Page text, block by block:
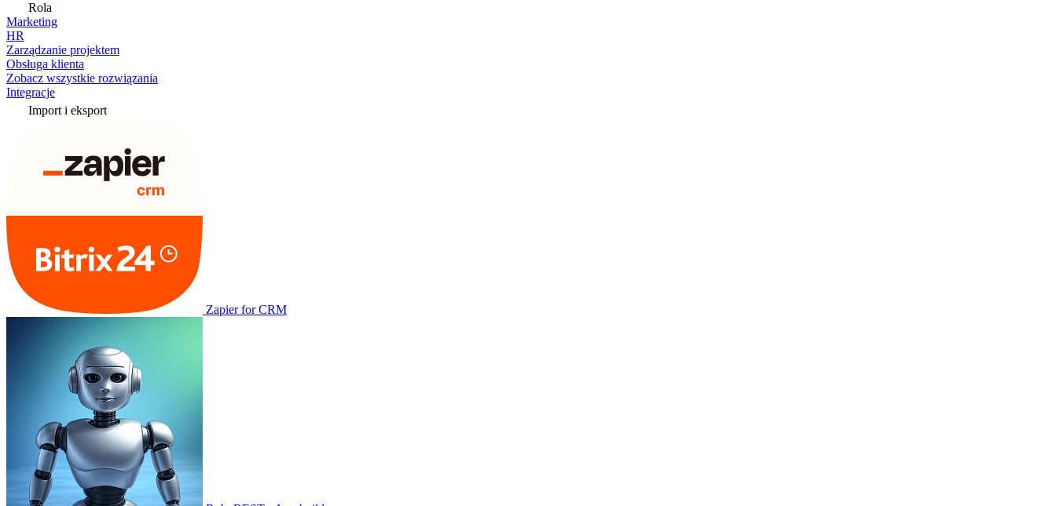
Rola
Marketing
HR
Zarządzanie projektem
Obsługa klienta
Zobacz wszystkie rozwiązania
Integracje
Import i eksport
Zapier for CRM